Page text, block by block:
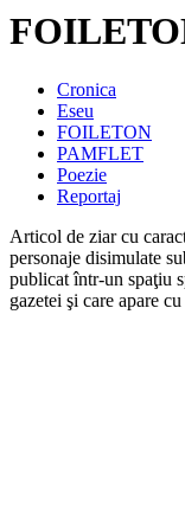
Cronica
Eseu
FOILETON
PAMFLET
Poezie
Reportaj
Articol de ziar cu
personaje disimulate
publicat într-un spaţiu
gazetei şi care apare